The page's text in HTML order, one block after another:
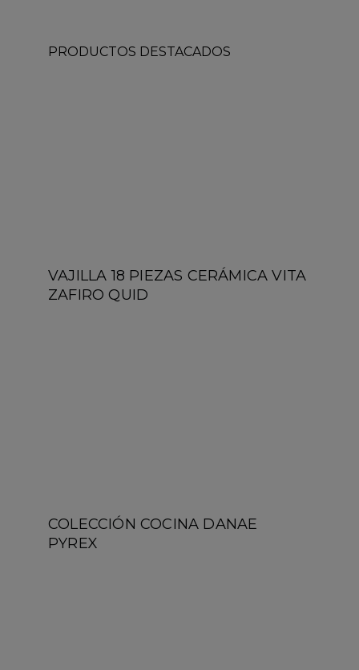
PRODUCTOS DESTACADOS
VAJILLA 18 PIEZAS CERÁMICA VITA
ZAFIRO QUID
COLECCIÓN COCINA DANAE
PYREX